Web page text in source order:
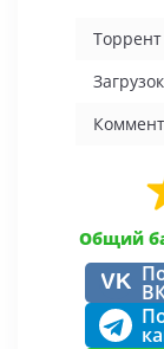
Общий
VK